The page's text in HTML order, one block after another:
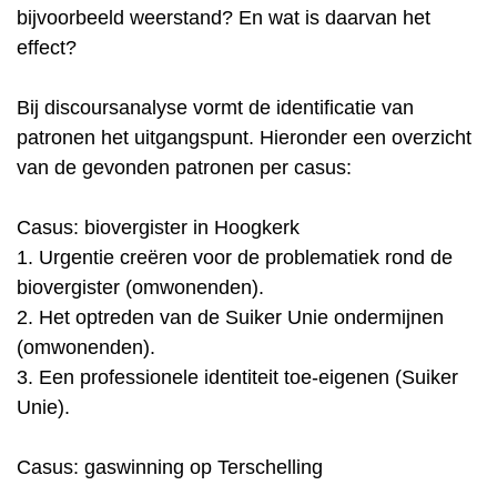
bijvoorbeeld weerstand? En wat is daarvan het
effect?
Bij discoursanalyse vormt de identificatie van
patronen het uitgangspunt. Hieronder een overzicht
van de gevonden patronen per casus:
Casus: biovergister in Hoogkerk
1. Urgentie creëren voor de problematiek rond de
biovergister (omwonenden).
2. Het optreden van de Suiker Unie ondermijnen
(omwonenden).
3. Een professionele identiteit toe-eigenen (Suiker
Unie).
Casus: gaswinning op Terschelling